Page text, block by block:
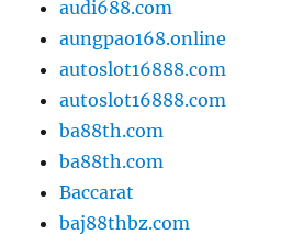
audi688.com
aungpao168.online
autoslot16888.com
autoslot16888.com
ba88th.com
ba88th.com
Baccarat
baj88thbz.com